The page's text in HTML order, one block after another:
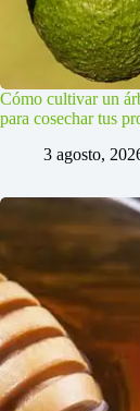
Cómo cultivar un
para cosechar tus
3 agosto,